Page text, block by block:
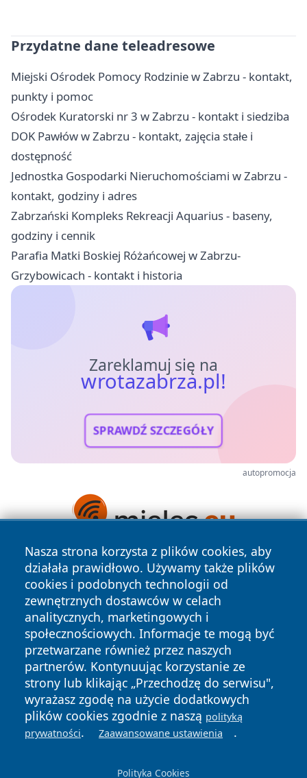
Przydatne dane teleadresowe
Miejski Ośrodek Pomocy Rodzinie w Zabrzu - kontakt,
punkty i pomoc
Ośrodek Kuratorski nr 3 w Zabrzu - kontakt i siedziba
DOK Pawłów w Zabrzu - kontakt, zajęcia stałe i
dostępność
Jednostka Gospodarki Nieruchomościami w Zabrzu -
kontakt, godziny i adres
Zabrzański Kompleks Rekreacji Aquarius - baseny,
godziny i cennik
Parafia Matki Boskiej Różańcowej w Zabrzu-
Grzybowicach - kontakt i historia
Zareklamuj się na
wrotazabrza.pl!
SPRAWDŹ SZCZEGÓŁY
autopromocja
Nasza strona korzysta z plików cookies, aby
działała prawidłowo. Używamy także plików
cookies i podobnych technologii od
zewnętrznych dostawców w celach
analitycznych, marketingowych i
społecznościowych. Informacje te mogą być
przetwarzane również przez naszych
partnerów. Kontynuując korzystanie ze
strony lub klikając „Przechodzę do serwisu",
wyrażasz zgodę na użycie dodatkowych
plików cookies zgodnie z naszą polityką
prywatności. Zaawansowane ustawienia .
Polityka Cookies
Copyright © 2026 wrotazabrza.pl Wszystkie prawa
zastrzeżone.
News Autorzy
Polityka
Prywatności
Polityka
Cookies